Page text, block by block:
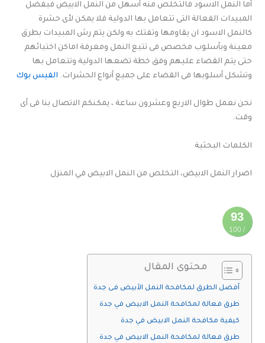
أما النمل الاسود فالتخلص منه أسهل من النمل الابيض فبفضل
المبيدات الفعالة التى تتعامل بها الدولية فلا يمكن لأى حشرة
كالنمل الاسود ان يقاومها وتفتك به ولكن يتم رش المبيدات بطرق
معينة وبأسلوب مخصص فى تتبع النمل ومعرفة اماكن اختبائهم
حتى يتم القضاء عليهم وفق خطة تضعها الدولية وتتعامل بها
وتشكل أسلوبها فى القضاء على جميع أنواع الحشرات. الفيس بوك
نحن نعمل طوال الاربع وعشرون ساعة ، يمكنكم الاتصال بنا فى أى
وقت.
الكلمات البحثية
اضرار النمل الابيض، التخلص من النمل الابيض في المنزل
93
/ 100
نتيجة
تحسين
البحث
محتوى المقال
أفضل الطرق لمكافحة النمل الأبيض فى جدة
طرق فعالة لمكافحة النمل الابيض في جدة
كيفية مكافحة النمل الابيض في جدة
طرق فعالة لمكافحة النمل الابيض في جدة